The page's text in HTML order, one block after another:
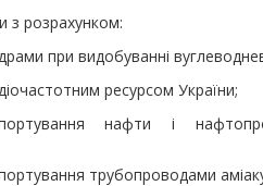
з розрахунком:
при видобуванні
ресурсом України;
нафти і
трубопроводами